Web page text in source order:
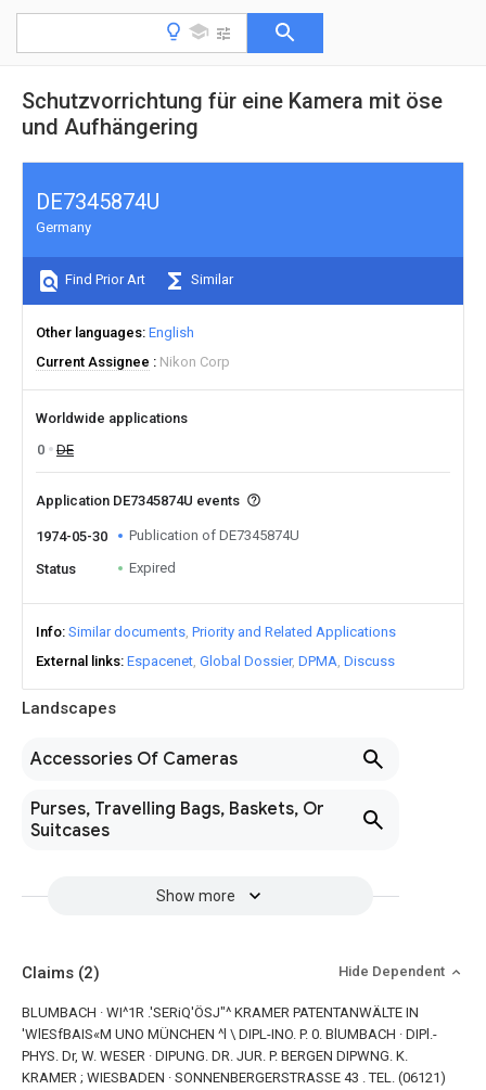
Schutzvorrichtung für eine Kamera mit öse
und Aufhängering
Landscapes
Accessories Of Cameras
Purses, Travelling Bags, Baskets, Or
Suitcases
Show more
DE7345874U
Germany
Find Prior Art Similar
Other languages English
Current Assignee
Nikon Corp
Worldwide applications
0
DE
Application DE7345874U events
1974-05-30 Publication of DE7345874U
Status Expired
Info Similar documents Priority and Related Applications
External links Espacenet Global Dossier DPMA Discuss
Claims (2) Hide Dependent
BLUMBACH · WI^1R .'SERiQ'ÖSJ"^ KRAMER PATENTANWÄLTE IN
'WlESfBAIS«Μ UNO MÜNCHEN ^l \ DIPL-INO. P. 0. BlUMBACH · DIPl.-
PHYS. Dr, W. WESER · DIPUNG. DR. JUR. P. BERGEN DIPWNG. K.
KRAMER ; WIESBADEN · SONNENBERGERSTRASSE 43 . TEL. (06121)